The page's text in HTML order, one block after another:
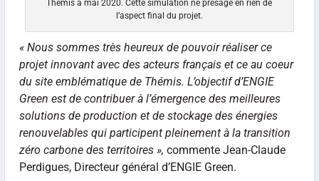
Thémis à mai 2020. Cette simulation ne présage en rien de
l’aspect final du projet.
« Nous sommes très heureux de pouvoir réaliser ce
projet innovant avec des acteurs français et ce au coeur
du site emblématique de Thémis. L’objectif d’ENGIE
Green est de contribuer à l’émergence des meilleures
solutions de production et de stockage des énergies
renouvelables qui participent pleinement à la transition
zéro carbone des territoires », commente Jean-Claude
Perdigues, Directeur général d’ENGIE Green.